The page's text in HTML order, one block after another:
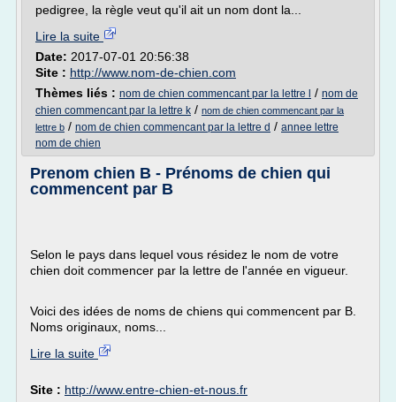
pedigree, la règle veut qu'il ait un nom dont la...
Lire la suite
Date: 2017-07-01 20:56:38
Site : http://www.nom-de-chien.com
Thèmes liés : nom de chien commencant par la lettre l / nom de
chien commencant par la lettre k / nom de chien commencant par la
lettre b / nom de chien commencant par la lettre d / annee lettre
nom de chien
Prenom chien B - Prénoms de chien qui
commencent par B
Selon le pays dans lequel vous résidez le nom de votre
chien doit commencer par la lettre de l'année en vigueur.
Voici des idées de noms de chiens qui commencent par B.
Noms originaux, noms...
Lire la suite
Site : http://www.entre-chien-et-nous.fr